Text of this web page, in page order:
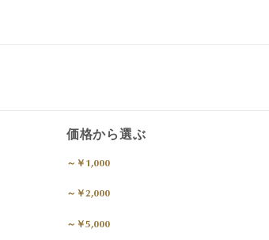
価格から選ぶ
～￥1,000
～￥2,000
～￥5,000